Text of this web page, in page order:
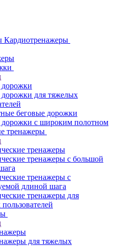
Кардиотренажеры
дорожки
дорожки для тяжелых
беговые дорожки
дорожки с широким полотном
тренажеры
тренажеры
тренажеры с большой
тренажеры с
длиной шага
тренажеры для
для тяжелых